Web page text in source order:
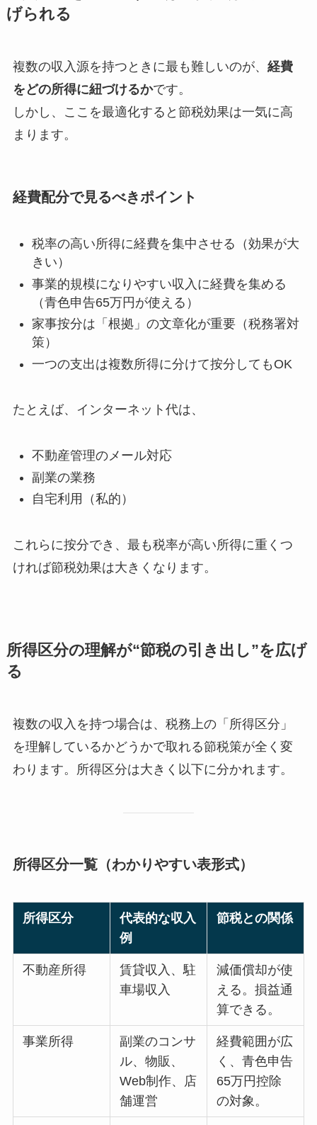
げられる
複数の収入源を持つときに最も難しいのが、 経費
をどの所得に紐づけるかです。
しかし、ここを最適化すると節税効果は一気に高
まります。
経費配分で見るべきポイント
税率の高い所得に経費を集中させる（効果が大
きい）
事業的規模になりやすい収入に経費を集める
（青色申告65万円が使える）
家事按分は「根拠」の文章化が重要（税務署対
策）
一つの支出は複数所得に分けて按分してもOK
たとえば、インターネット代は、
不動産管理のメール対応
副業の業務
自宅利用（私的）
これらに按分でき、最も税率が高い所得に重くつ
ければ節税効果は大きくなります。
所得区分の理解が“節税の引き出し”を広げ
る
複数の収入を持つ場合は、税務上の「所得区分」
を理解しているかどうかで取れる節税策が全く変
わります。所得区分は大きく以下に分かれます。
所得区分一覧（わかりやすい表形式）
所得区分
代表的な収入
例
節税との関係
不動産所得
賃貸収入、駐
車場収入
減価償却が使
える。損益通
算できる。
事業所得
副業のコンサ
ル、物販、
Web制作、店
舗運営
経費範囲が広
く、青色申告
65万円控除
の対象。